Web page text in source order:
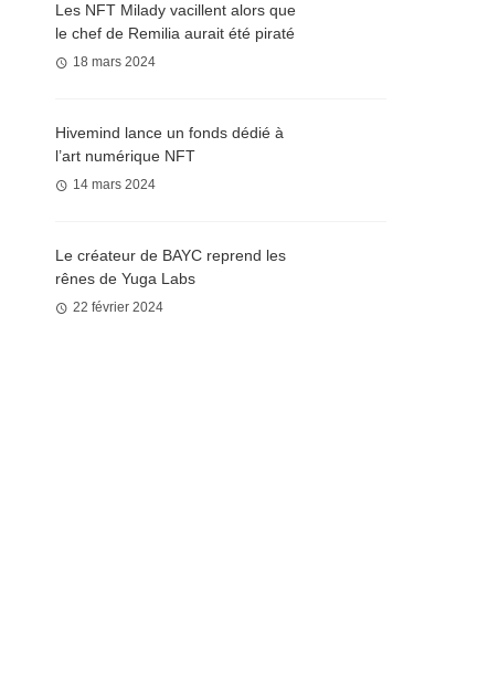
Les NFT Milady vacillent alors que
le chef de Remilia aurait été piraté
18 mars 2024
Hivemind lance un fonds dédié à
l’art numérique NFT
14 mars 2024
Le créateur de BAYC reprend les
rênes de Yuga Labs
22 février 2024